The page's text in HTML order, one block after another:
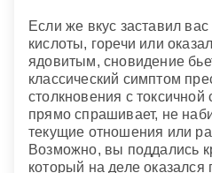
Если же вкус заставил
кислоты, горечи или
ядовитым, сновидение
классический симптом
столкновения с
прямо спрашивает, не
текущие отношения или
Возможно, вы поддались
который на деле оказался